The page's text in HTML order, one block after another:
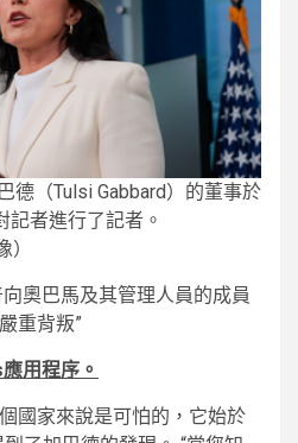
德（Tulsi Gabbard）的董事於
者進行了記者。
奧巴馬及其管理人員的成員
重背叛”
用程序。
國家來說是可怕的，它始於